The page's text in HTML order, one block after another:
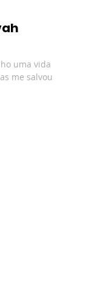
uma vida
me salvou